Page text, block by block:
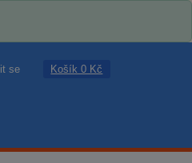
se Košík 0 Kč